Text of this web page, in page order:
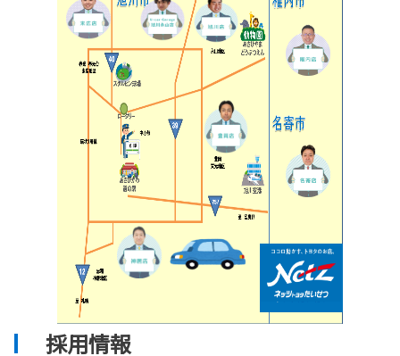
6/6(土)、6/7(日)ＥＶ乗り比べ＆ハイエー
ネッツトヨタたいせつ神居店にてビッグイベン
新型 ハイラックス登場！！
ハイラックスがモデルチェンジでデザインが一
新しました！詳細は車種ページをご覧くださ
詳しくはこちら
採用情報